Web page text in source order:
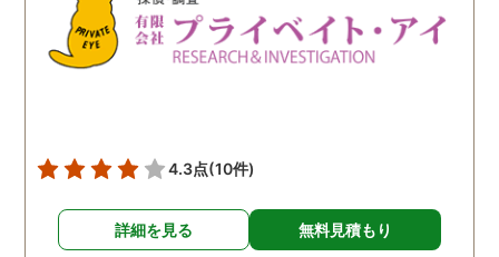
4.3点(10件)
詳細を見る 無料見積もり